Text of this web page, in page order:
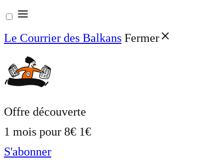
Aller
au
contenu
Le Courrier des Balkans Fermer
Offre découverte
1 mois pour 8€ 1€
S'abonner